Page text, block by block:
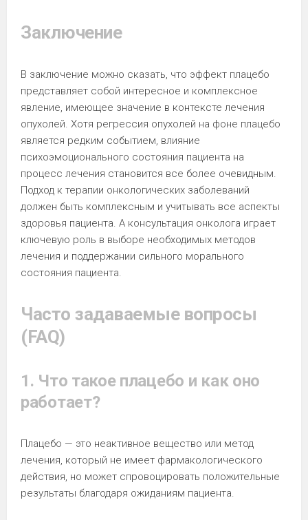
Заключение
В заключение можно сказать, что эффект плацебо
представляет собой интересное и комплексное
явление, имеющее значение в контексте лечения
опухолей. Хотя регрессия опухолей на фоне плацебо
является редким событием, влияние
психоэмоционального состояния пациента на
процесс лечения становится все более очевидным.
Подход к терапии онкологических заболеваний
должен быть комплексным и учитывать все аспекты
здоровья пациента. А консультация онколога играет
ключевую роль в выборе необходимых методов
лечения и поддержании сильного морального
состояния пациента.
Часто задаваемые вопросы
(FAQ)
1. Что такое плацебо и как оно
работает?
Плацебо — это неактивное вещество или метод
лечения, который не имеет фармакологического
действия, но может спровоцировать положительные
результаты благодаря ожиданиям пациента.